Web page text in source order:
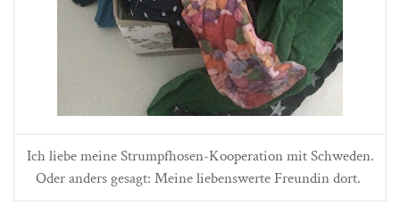
Ich liebe meine Strumpfhosen-Kooperation mit Schweden.
Oder anders gesagt: Meine liebenswerte Freundin dort.